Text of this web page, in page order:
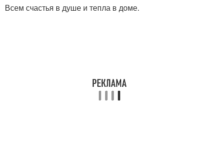
Всем счастья в душе и тепла в доме.